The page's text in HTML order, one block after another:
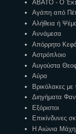
ΑΒΑΤΟ - Ο
Αγάπη από
Αλήθεια ή
Αννάμεσα
Απόρρητο
Αστρόπλοιο
Αυγούστα
Αύρα
Βρικόλακες με
Διηγήματα
Εξόριστοι
Επικίνδυνες
Η Αιώνια